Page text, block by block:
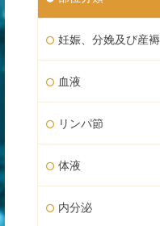
妊娠、分娩及び産褥
血液
リンパ節
体液
内分泌